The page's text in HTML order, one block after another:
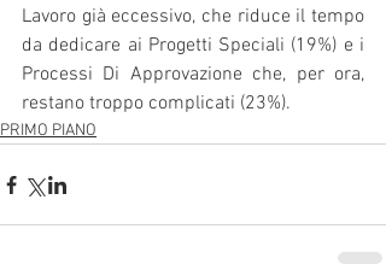
Lavoro già eccessivo, che riduce il tempo
da dedicare ai Progetti Speciali (19%) e i
Processi Di Approvazione che, per ora,
restano troppo complicati (23%).
PRIMO PIANO